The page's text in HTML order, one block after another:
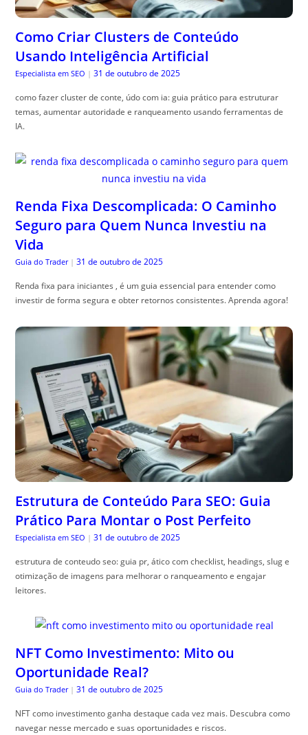
Como Criar Clusters de Conteúdo
Usando Inteligência Artificial
Especialista em SEO | 31 de outubro de 2025
como fazer cluster de conte, údo com ia: guia prático para estruturar
temas, aumentar autoridade e ranqueamento usando ferramentas de
IA.
Renda Fixa Descomplicada: O Caminho
Seguro para Quem Nunca Investiu na
Vida
Guia do Trader | 31 de outubro de 2025
Renda fixa para iniciantes , é um guia essencial para entender como
investir de forma segura e obter retornos consistentes. Aprenda agora!
Estrutura de Conteúdo Para SEO: Guia
Prático Para Montar o Post Perfeito
Especialista em SEO | 31 de outubro de 2025
estrutura de conteudo seo: guia pr, ático com checklist, headings, slug e
otimização de imagens para melhorar o ranqueamento e engajar
leitores.
NFT Como Investimento: Mito ou
Oportunidade Real?
Guia do Trader | 31 de outubro de 2025
NFT como investimento ganha destaque cada vez mais. Descubra como
navegar nesse mercado e suas oportunidades e riscos.